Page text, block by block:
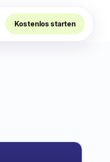
Kostenlos starten